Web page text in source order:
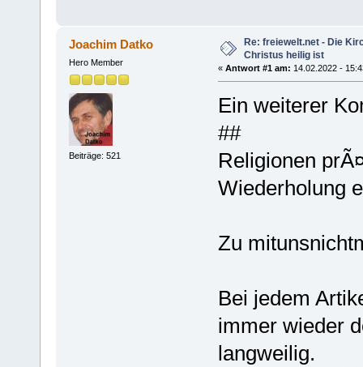
Joachim Datko
Hero Member
Beiträge: 521
Re: freiewelt.net - Die
Christus heilig ist
« Antwort #1 am: 14.02.2022 -
Ein weiterer
##
Religionen
Wiederholung
Zu
Bei jedem
immer wieder
langweilig.